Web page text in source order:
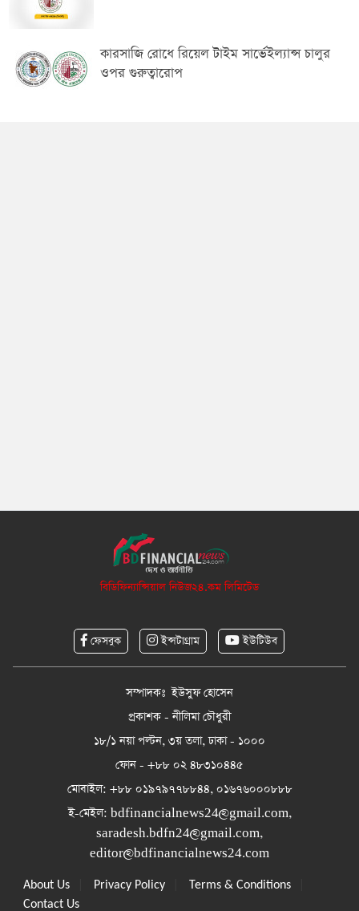
কারসাজি রোধে রিয়েল টাইম সার্ভেইল্যান্স চালুর
ওপর গুরুত্বারোপ
বিডিফিন্যান্সিয়াল নিউজ২৪.কম লিমিটেড
ফেসবুক ইন্সটাগ্রাম ইউটিউব
সম্পাদকঃ ইউসুফ হোসেন
প্রকাশক - নীলিমা চৌধুরী
১৮/১ নয়া পল্টন, ৩য় তলা, ঢাকা - ১০০০
ফোন - +৮৮ ০২ ৪৮৩১০৪৪৫
মোবাইল: +৮৮ ০১৯৭৯৭৭৮৮৪৪, ০১৬৭৬০০০৮৮৮
ই-মেইল: bdfinancialnews24@gmail.com,
saradesh.bdfn24@gmail.com,
editor@bdfinancialnews24.com
About Us Privacy Policy Terms & Conditions
Contact Us